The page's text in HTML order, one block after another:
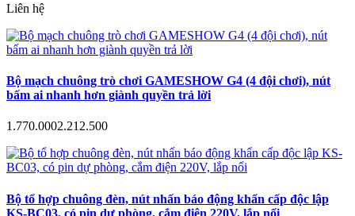
Liên hệ
Bộ mạch chuông trò chơi GAMESHOW G4 (4 đội chơi), nút
bấm ai nhanh hơn giành quyền trả lời
1.770.0002.212.500
Bộ tổ hợp chuông đèn, nút nhấn báo động khẩn cấp độc lập
KS-BC03, có pin dự phòng, cắm điện 220V, lắp nổi